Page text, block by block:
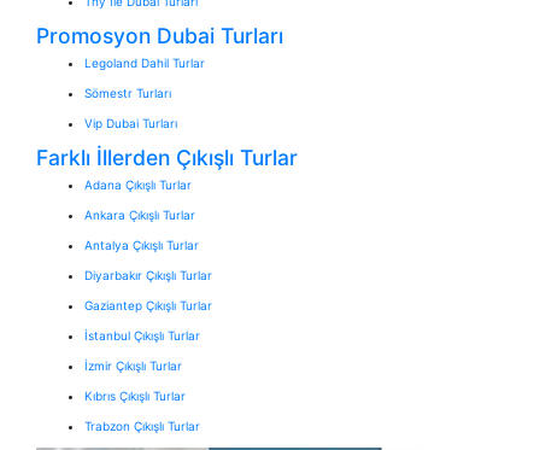
Promosyon Dubai Turları
Legoland Dahil Turlar
Sömestr Turları
Vip Dubai Turları
Farklı İllerden Çıkışlı Turlar
Adana Çıkışlı Turlar
Ankara Çıkışlı Turlar
Antalya Çıkışlı Turlar
Diyarbakır Çıkışlı Turlar
Gaziantep Çıkışlı Turlar
İstanbul Çıkışlı Turlar
İzmir Çıkışlı Turlar
Kıbrıs Çıkışlı Turlar
Trabzon Çıkışlı Turlar